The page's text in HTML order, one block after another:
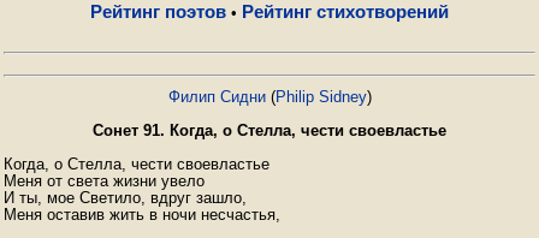
Рейтинг поэтов • Рейтинг стихотворений
Филип Сидни(Philip Sidney)
Сонет 91. Когда, о Стелла, чести своевластье
Когда, о Стелла, чести своевластье
Меня от света жизни увело
И ты, мое Светило, вдруг зашло,
Меня оставив жить в ночи несчастья,